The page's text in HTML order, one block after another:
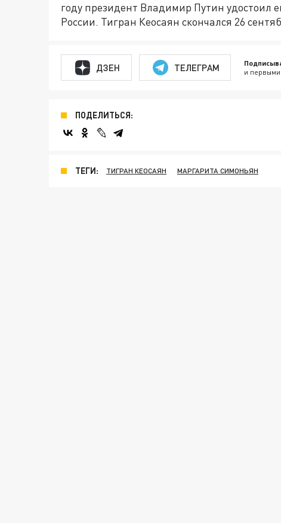
году президент Владимир Путин удостоил
России. Тигран Кеосаян скончался 26
ДЗЕН ТЕЛЕГРАМ и первыми
ПОДЕЛИТЬСЯ:
ТЕГИ: ТИГРАН КЕОСАЯН МАРГАРИТА СИМОНЬЯН